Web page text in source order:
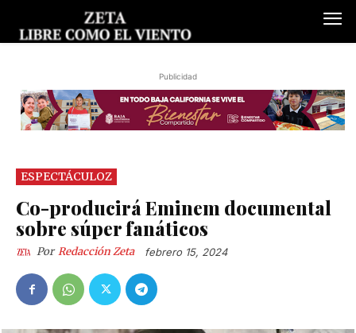
Publicidad
ESPECTÁCULOZ
Co-producirá Eminem documental
sobre súper fanáticos
Por Redacción Zeta febrero 15, 2024